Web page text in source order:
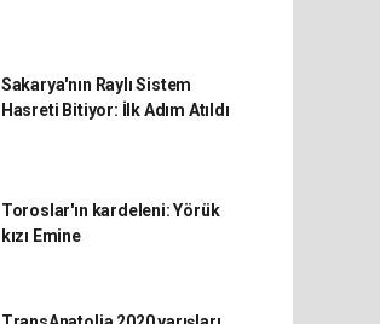
Sakarya'nın Raylı Sistem
Hasreti Bitiyor: İlk Adım Atıldı
Toroslar'ın kardeleni: Yörük
kızı Emine